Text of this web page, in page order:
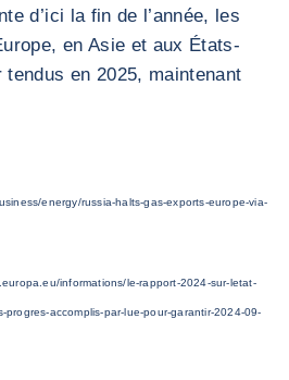
d’ici la fin de l’année, les
en Asie et aux États-
en 2025, maintenant
energy/russia-halts-gas-exports-europe-via-
informations/le-rapport-2024-sur-letat-
accomplis-par-lue-pour-garantir-2024-09-